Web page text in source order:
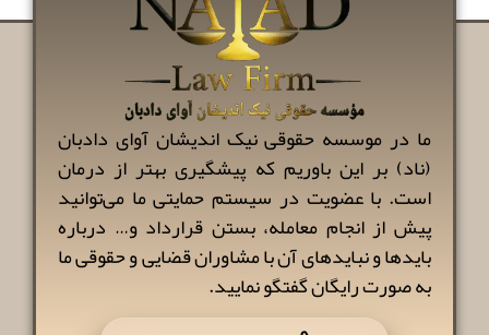
ما در موسسه حقوقی نیک اندیشان آوای دادبان
(ناد) بر این باوریم که پیشگیری بهتر از درمان
است. با عضویت در سیستم حمایتی ما می‌توانید
پیش از انجام معامله، بستن قرارداد و… درباره
بایدها و نبایدهای آن با مشاوران قضایی و حقوقی ما
به صورت رایگان گفتگو نمایید.